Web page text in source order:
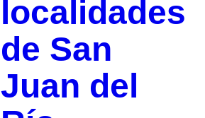
localidades
de San
Juan del